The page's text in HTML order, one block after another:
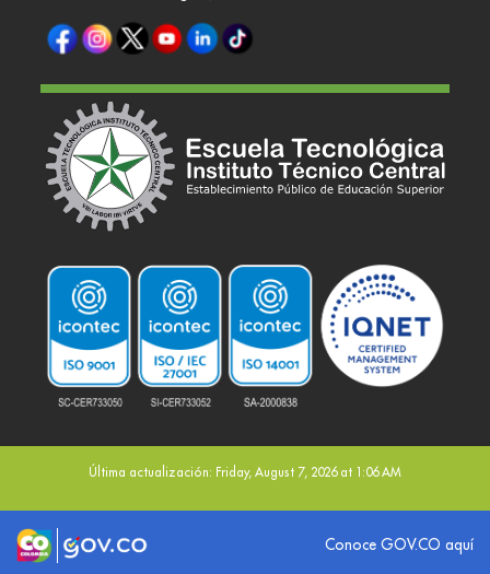
Última actualización: Friday, August 7, 2026 at 1:06 AM
Logo marca ColombiaLogo Gobierno de ColombiaConoce GOV.CO aquí